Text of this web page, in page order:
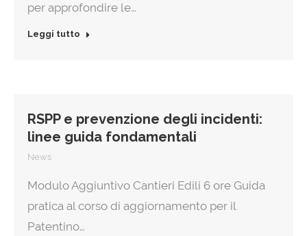
per approfondire le…
Leggi tutto
RSPP e prevenzione degli incidenti:
linee guida fondamentali
News
Modulo Aggiuntivo Cantieri Edili 6 ore Guida
pratica al corso di aggiornamento per il
Patentino…